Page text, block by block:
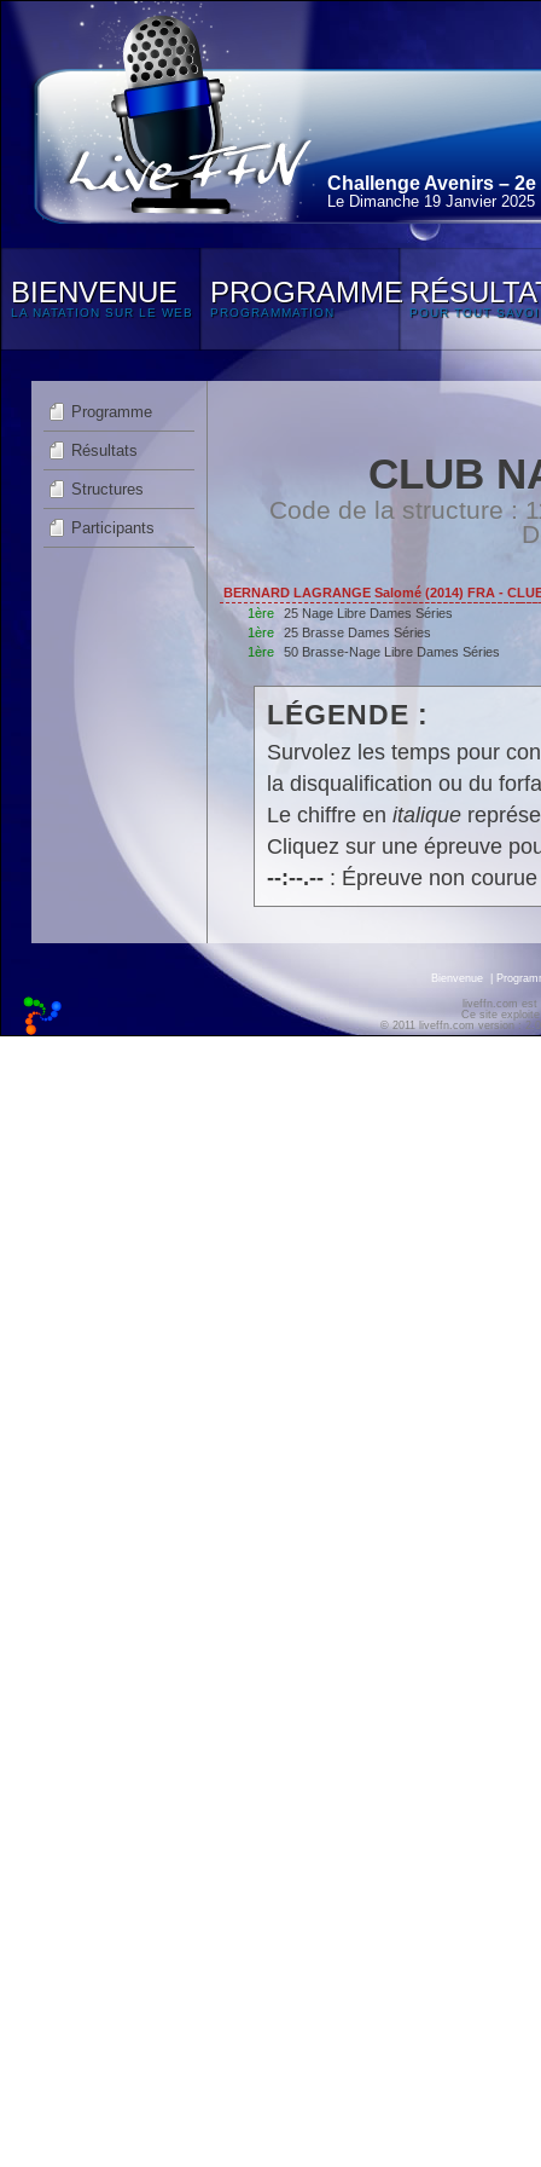
Challenge Avenirs – 2e
Le Dimanche 19 Janvier 2025
BIENVENUE
LA NATATION SUR LE WEB
PROGRAMME
PROGRAMMATION POUR TOUT
Programme
Résultats
Structures
Participants
CLUB
Code de la structure :
BERNARD LAGRANGE Salomé (2014) FRA -
1ère
25 Nage Libre Dames Séries
1ère
25 Brasse Dames Séries
1ère
50 Brasse-Nage Libre Dames Séries
LÉGENDE :
Survolez les temps pour
la disqualification ou du
Le chiffre en italique
Cliquez sur une épreuve
--:--.--: Épreuve non
Bienvenue
liveffn.com est
Ce site
© 2011 liveffn.com version :